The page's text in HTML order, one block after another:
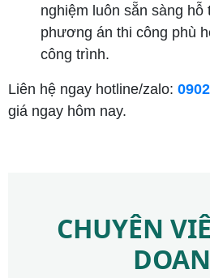
nghiệm luôn sẵn sàng
phương án thi công phù
công trình.
Liên hệ ngay hotline/zalo:
giá ngay hôm nay.
CHUYÊN